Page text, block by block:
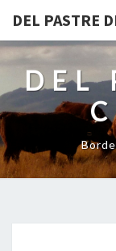
DEL PASTRE
DEL